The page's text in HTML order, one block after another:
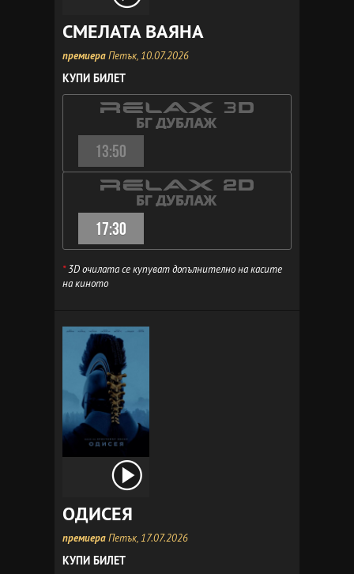
СМЕЛАТА ВАЯНА
премиераПетък, 10.07.2026
КУПИ БИЛЕТ
13:50
17:30
*3D очилата се купуват допълнително на касите
на киното
ОДИСЕЯ
премиераПетък, 17.07.2026
КУПИ БИЛЕТ